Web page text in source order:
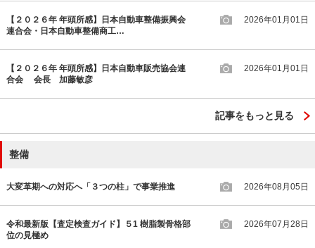
【２０２６年 年頭所感】日本自動車整備振興会
連合会・日本自動車整備商工…
2026年01月01日
【２０２６年 年頭所感】日本自動車販売協会連
合会 会長 加藤敏彦
2026年01月01日
記事をもっと見る
整備
大変革期への対応へ「３つの柱」で事業推進 2026年08月05日
令和最新版【査定検査ガイド】５1 樹脂製骨格部
位の見極め
2026年07月28日